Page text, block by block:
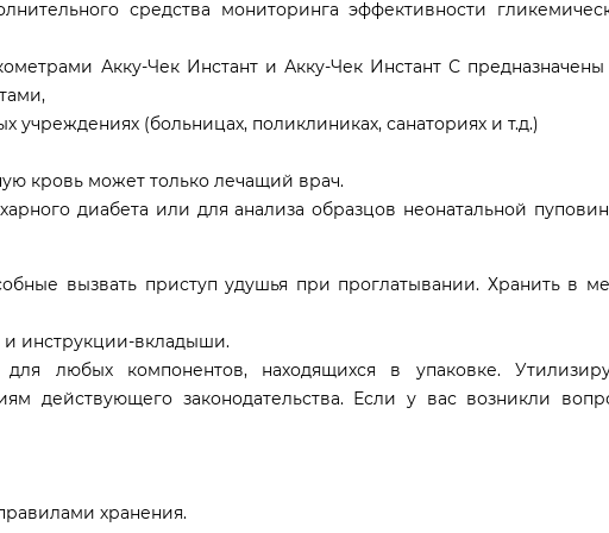
средства мониторинга эффективности
Акку-Чек Инстант и Акку-Чек Инстант С предназначены
(больницах, поликлиниках, санаториях и т.д.)
кровь может только лечащий врач.
диабета или для анализа образцов неонатальной
вызвать приступ удушья при проглатывании. Хранить в
и инструкции-вкладыши.
любых компонентов, находящихся в упаковке.
действующего законодательства. Если у вас возникли
хранения.